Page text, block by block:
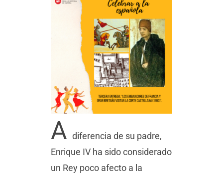
A diferencia de su padre,
Enrique IV ha sido considerado
un Rey poco afecto a la